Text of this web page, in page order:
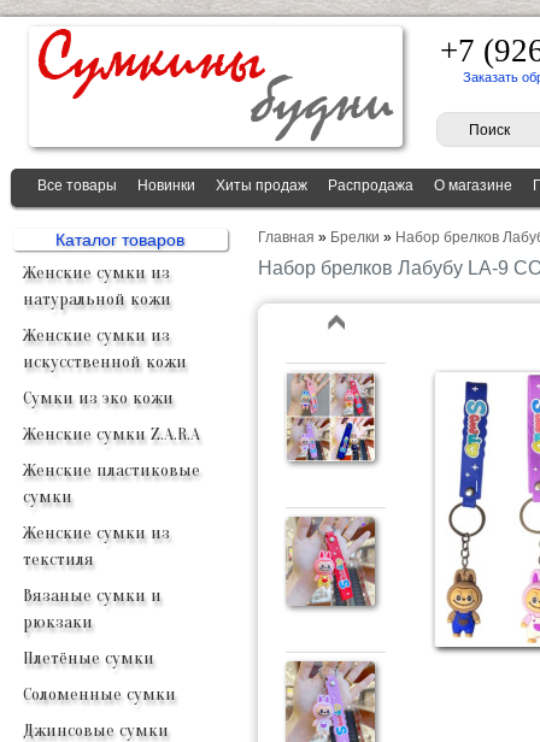
+7
Заказать
Все товары Новинки Хиты продаж Распродажа О магазине
Каталог товаров
Женские сумки из
натуральной кожи
Женские сумки из
искусственной кожи
Сумки из эко кожи
Женские сумки Z.A.R.A
Женские пластиковые
сумки
Женские сумки из
текстиля
Вязаные сумки и
рюкзаки
Плетёные сумки
Соломенные сумки
Джинсовые сумки
Главная » Брелки » Набор брелков
Набор брелков Лабубу LA-9